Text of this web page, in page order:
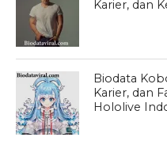
Karier, dan
Biodata
Karier, dan
Hololive